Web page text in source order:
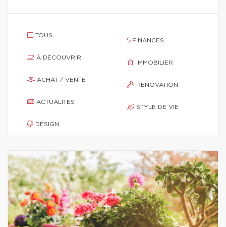
TOUS
À DÉCOUVRIR
ACHAT / VENTE
ACTUALITÉS
DESIGN
FINANCES
IMMOBILIER
RÉNOVATION
STYLE DE VIE